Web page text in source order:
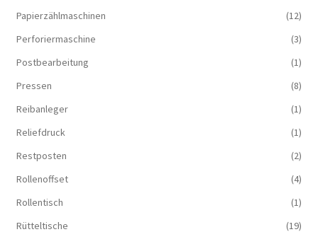
Papierzählmaschinen
(12)
Perforiermaschine
(3)
Postbearbeitung
(1)
Pressen
(8)
Reibanleger
(1)
Reliefdruck
(1)
Restposten
(2)
Rollenoffset
(4)
Rollentisch
(1)
Rütteltische
(19)